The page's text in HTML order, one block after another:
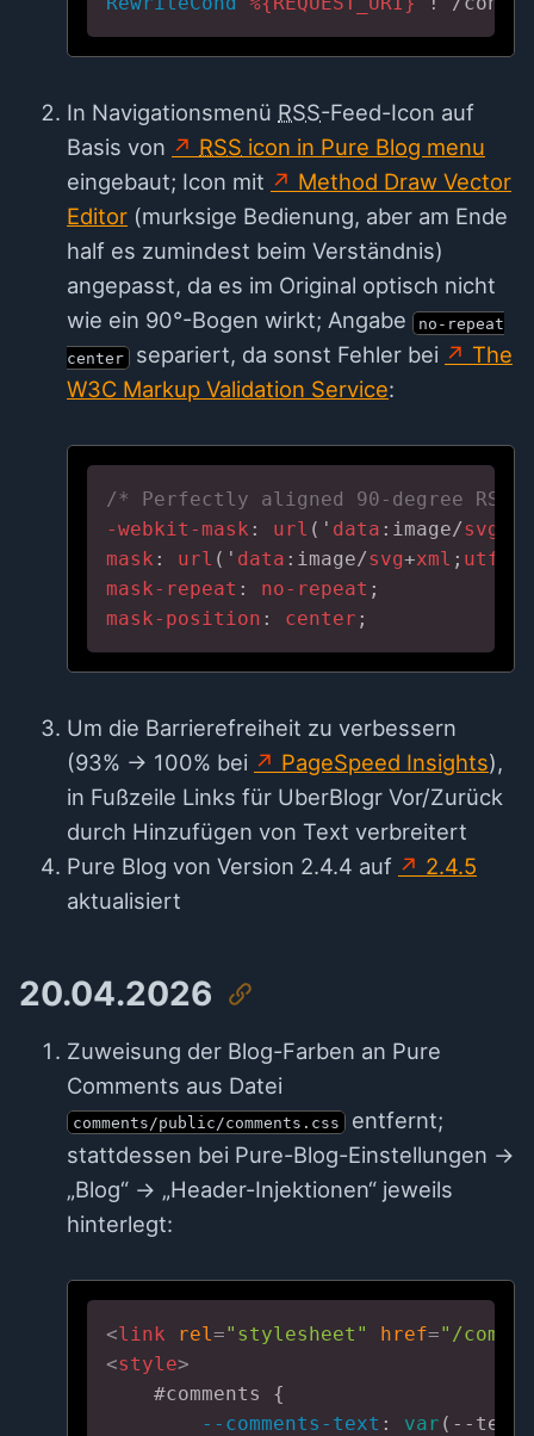
In Navigationsmenü RSS-Feed-Icon auf
Basis von
RSS icon in Pure Blog menu
eingebaut; Icon mit
Method Draw Vector
Editor (murksige Bedienung, aber am Ende
half es zumindest beim Verständnis)
angepasst, da es im Original optisch nicht
wie ein 90°-Bogen wirkt; Angabe
no-repeat
center
separiert, da sonst Fehler bei
The
W3C Markup Validation Service:
/* Perfectly aligned 90-degree RSS
-webkit-mask : url (' data :image/svg
mask : url (' data :image/svg+xml ; utf8
mask-repeat : no-repeat
mask-position : center ;
Um die Barrierefreiheit zu verbessern
(93% → 100% bei
PageSpeed Insights),
in Fußzeile Links für UberBlogr Vor/Zurück
durch Hinzufügen von Text verbreitert
Pure Blog von Version 2.4.4 auf
2.4.5
aktualisiert
20.04.2026
Zuweisung der Blog-Farben an Pure
Comments aus Datei
comments/public/comments.css
entfernt;
stattdessen bei Pure-Blog-Einstellungen →
„Blog“ → „Header-Injektionen“ jeweils
hinterlegt:
<link rel ="stylesheet" href="/
<style>
#comments
{
--comments-text : var (--